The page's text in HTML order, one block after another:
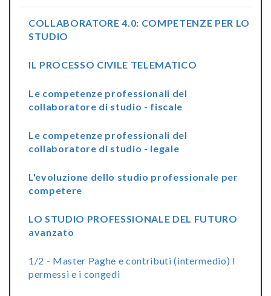
COLLABORATORE 4.0: COMPETENZE PER LO
STUDIO
IL PROCESSO CIVILE TELEMATICO
Le competenze professionali del
collaboratore di studio - fiscale
Le competenze professionali del
collaboratore di studio - legale
L'evoluzione dello studio professionale per
competere
LO STUDIO PROFESSIONALE DEL FUTURO
avanzato
1/2 - Master Paghe e contributi (intermedio) I
permessi e i congedi